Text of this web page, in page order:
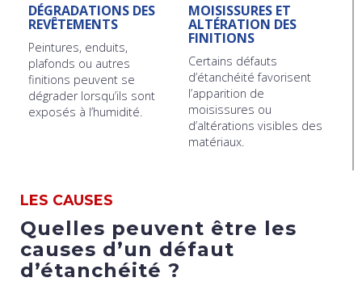
DÉGRADATIONS DES
REVÊTEMENTS
Peintures, enduits,
plafonds ou autres
finitions peuvent se
dégrader lorsqu’ils sont
exposés à l’humidité.
MOISISSURES ET
ALTÉRATION DES
FINITIONS
Certains défauts
d’étanchéité favorisent
l’apparition de
moisissures ou
d’altérations visibles des
matériaux.
LES CAUSES
Quelles peuvent être les
causes d’un défaut
d’étanchéité ?